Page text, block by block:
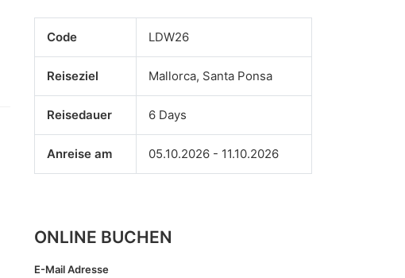
Code LDW26
Reiseziel Mallorca, Santa Ponsa
Reisedauer 6 Days
Anreise am 05.10.2026 - 11.10.2026
ONLINE BUCHEN
E-Mail Adresse